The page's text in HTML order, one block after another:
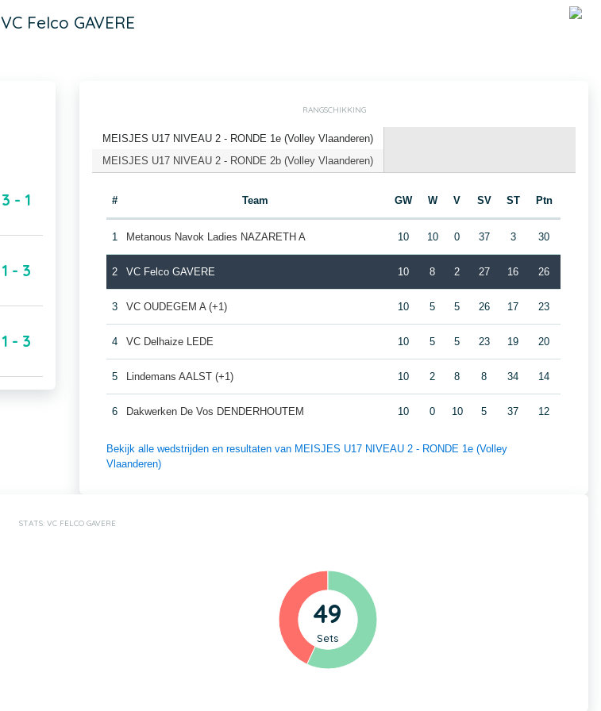
VC Felco GAVERE
3 - 1
1 - 3
1 - 3
RANGSCHIKKING
MEISJES U17 NIVEAU 2 - RONDE 1e (Volley Vlaanderen)
MEISJES U17 NIVEAU 2 - RONDE 2b (Volley Vlaanderen)
# Team GW W V SV ST Ptn
1 Metanous Navok Ladies NAZARETH A 10 10 0 37 3 30
2 VC Felco GAVERE 10 8 2 27 16 26
3 VC OUDEGEM A (+1) 10 5 5 26 17 23
4 VC Delhaize LEDE 10 5 5 23 19 20
5 Lindemans AALST (+1) 10 2 8 8 34 14
6 Dakwerken De Vos DENDERHOUTEM 10 0 10 5 37 12
Bekijk alle wedstrijden en resultaten van MEISJES U17 NIVEAU 2 - RONDE 1e (Volley
Vlaanderen)
STATS: VC FELCO GAVERE
49
Sets